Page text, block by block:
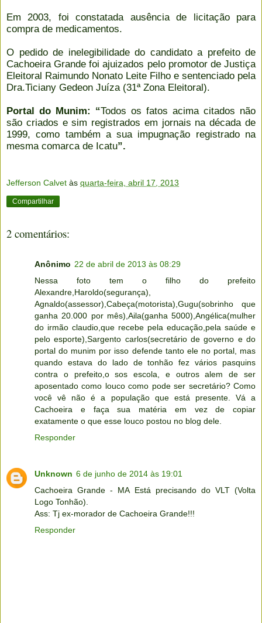
Em 2003, foi constatada ausência de licitação para
compra de medicamentos.
O pedido de inelegibilidade do candidato a prefeito de
Cachoeira Grande foi ajuizados pelo promotor de Justiça
Eleitoral Raimundo Nonato Leite Filho e sentenciado pela
Dra.Ticiany Gedeon Juíza (31ª Zona Eleitoral).
Portal do Munim: “Todos os fatos acima citados não
são criados e sim registrados em jornais na década de
1999, como também a sua impugnação registrado na
mesma comarca de Icatu”.
Jefferson Calvet às quarta-feira, abril 17, 2013
Compartilhar
2 comentários:
Anônimo 22 de abril de 2013 às 08:29
Nessa foto tem o filho do prefeito
Alexandre,Haroldo(segurança),
Agnaldo(assessor),Cabeça(motorista),Gugu(sobrinho que
ganha 20.000 por mês),Aila(ganha 5000),Angélica(mulher
do irmão claudio,que recebe pela educação,pela saúde e
pelo esporte),Sargento carlos(secretário de governo e do
portal do munim por isso defende tanto ele no portal, mas
quando estava do lado de tonhão fez vários pasquins
contra o prefeito,o sos escola, e outros alem de ser
aposentado como louco como pode ser secretário? Como
você vê não é a população que está presente. Vá a
Cachoeira e faça sua matéria em vez de copiar
exatamente o que esse louco postou no blog dele.
Responder
Unknown 6 de junho de 2014 às 19:01
Cachoeira Grande - MA Está precisando do VLT (Volta
Logo Tonhão).
Ass: Tj ex-morador de Cachoeira Grande!!!
Responder